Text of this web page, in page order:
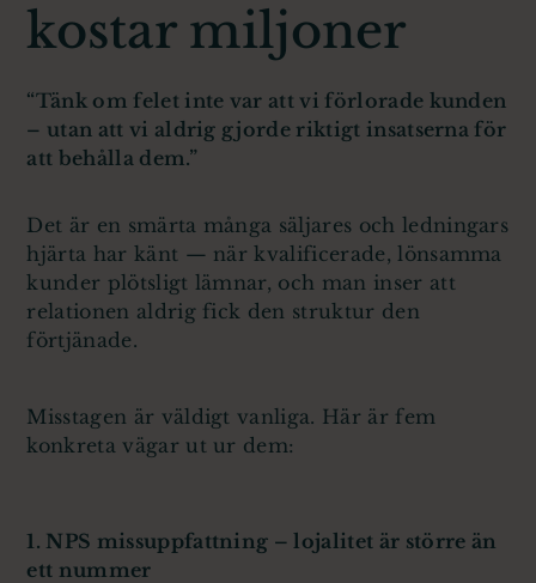
kostar miljoner
“Tänk om felet inte var att vi förlorade kunden
– utan att vi aldrig gjorde riktigt insatserna för
att behålla dem.”
Det är en smärta många säljares och ledningars
hjärta har känt — när kvalificerade, lönsamma
kunder plötsligt lämnar, och man inser att
relationen aldrig fick den struktur den
förtjänade.
Misstagen är väldigt vanliga. Här är fem
konkreta vägar ut ur dem:
1. NPS missuppfattning – lojalitet är större än
ett nummer